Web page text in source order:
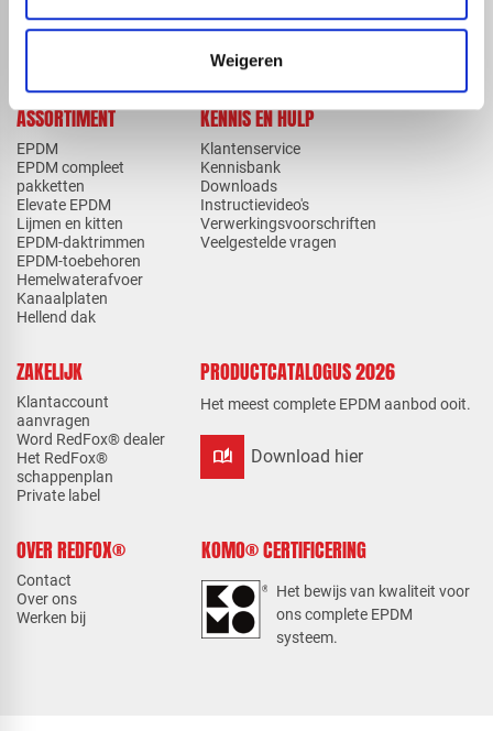
Weigeren
ASSORTIMENT
EPDM
EPDM compleet
pakketten
Elevate EPDM
Lijmen en kitten
EPDM-daktrimmen
EPDM-toebehoren
Hemelwaterafvoer
Kanaalplaten
Hellend dak
KENNIS EN HULP
Klantenservice
Kennisbank
Downloads
Instructievideo's
Verwerkingsvoorschriften
Veelgestelde vragen
ZAKELIJK
Klantaccount
aanvragen
Word RedFox® dealer
Het RedFox®
schappenplan
Private label
PRODUCTCATALOGUS 2026
Het meest complete EPDM aanbod ooit.
auto_stories Download hier
OVER REDFOX®
Contact
Over ons
Werken bij
KOMO® CERTIFICERING
Het bewijs van kwaliteit voor
ons complete EPDM
systeem.
check_circleA-merk met KOMO® keurmerk
check_circle
40+ RedFox® dealers in NL